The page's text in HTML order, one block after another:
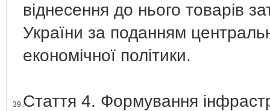
віднесення до нього товарів
України за поданням
економічної політики.
39.Стаття 4. Формування